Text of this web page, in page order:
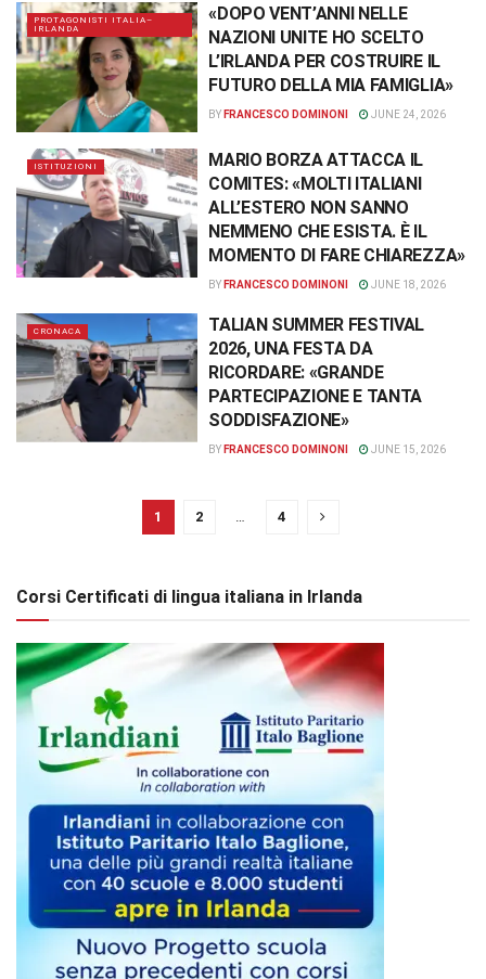
PROTAGONISTI ITALIA–
IRLANDA
«DOPO VENT’ANNI NELLE
NAZIONI UNITE HO SCELTO
L’IRLANDA PER COSTRUIRE IL
FUTURO DELLA MIA FAMIGLIA»
BY FRANCESCO DOMINONI JUNE 24, 2026
ISTITUZIONI
MARIO BORZA ATTACCA IL
COMITES: «MOLTI ITALIANI
ALL’ESTERO NON SANNO
NEMMENO CHE ESISTA. È IL
MOMENTO DI FARE CHIAREZZA»
BY FRANCESCO DOMINONI JUNE 18, 2026
CRONACA
TALIAN SUMMER FESTIVAL
2026, UNA FESTA DA
RICORDARE: «GRANDE
PARTECIPAZIONE E TANTA
SODDISFAZIONE»
BY FRANCESCO DOMINONI JUNE 15, 2026
1 2 4
Corsi Certificati di lingua italiana in Irlanda